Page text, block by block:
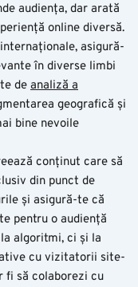
audiența, dar arată
online diversă.
asigură-
în diverse limbi
de analiză a
geografică și
bine nevoile
conținut care să
din punct de
și asigură-te că
pentru o audiență
algoritmi, ci și la
cu vizitatorii site-
fi să colaborezi cu